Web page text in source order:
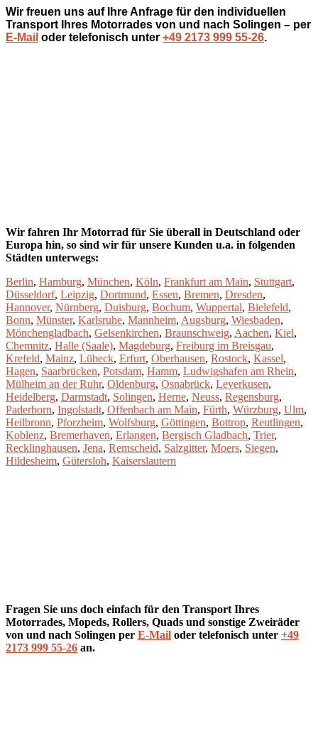
Wir freuen uns auf Ihre Anfrage für den individuellen
Transport Ihres Motorrades von und nach Solingen – per
E-Mail oder telefonisch unter +49 2173 999 55-26.
Wir fahren Ihr Motorrad für Sie überall in Deutschland oder
Europa hin, so sind wir für unsere Kunden u.a. in folgenden
Städten unterwegs:
Berlin, Hamburg, München, Köln, Frankfurt am Main, Stuttgart,
Düsseldorf, Leipzig, Dortmund, Essen, Bremen, Dresden,
Hannover, Nürnberg, Duisburg, Bochum, Wuppertal, Bielefeld,
Bonn, Münster, Karlsruhe, Mannheim, Augsburg, Wiesbaden,
Mönchengladbach, Gelsenkirchen, Braunschweig, Aachen, Kiel,
Chemnitz, Halle (Saale), Magdeburg, Freiburg im Breisgau,
Krefeld, Mainz, Lübeck, Erfurt, Oberhausen, Rostock, Kassel,
Hagen, Saarbrücken, Potsdam, Hamm, Ludwigshafen am Rhein,
Mülheim an der Ruhr, Oldenburg, Osnabrück, Leverkusen,
Heidelberg, Darmstadt, Solingen, Herne, Neuss, Regensburg,
Paderborn, Ingolstadt, Offenbach am Main, Fürth, Würzburg, Ulm,
Heilbronn, Pforzheim, Wolfsburg, Göttingen, Bottrop, Reutlingen,
Koblenz, Bremerhaven, Erlangen, Bergisch Gladbach, Trier,
Recklinghausen, Jena, Remscheid, Salzgitter, Moers, Siegen,
Hildesheim, Gütersloh, Kaiserslautern
Fragen Sie uns doch einfach für den Transport Ihres
Motorrades, Mopeds, Rollers, Quads und sonstige Zweiräder
von und nach Solingen per E-Mail oder telefonisch unter +49
2173 999 55-26 an.